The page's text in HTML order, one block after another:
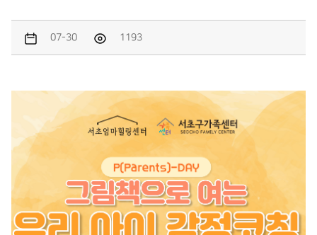
07-30 1193